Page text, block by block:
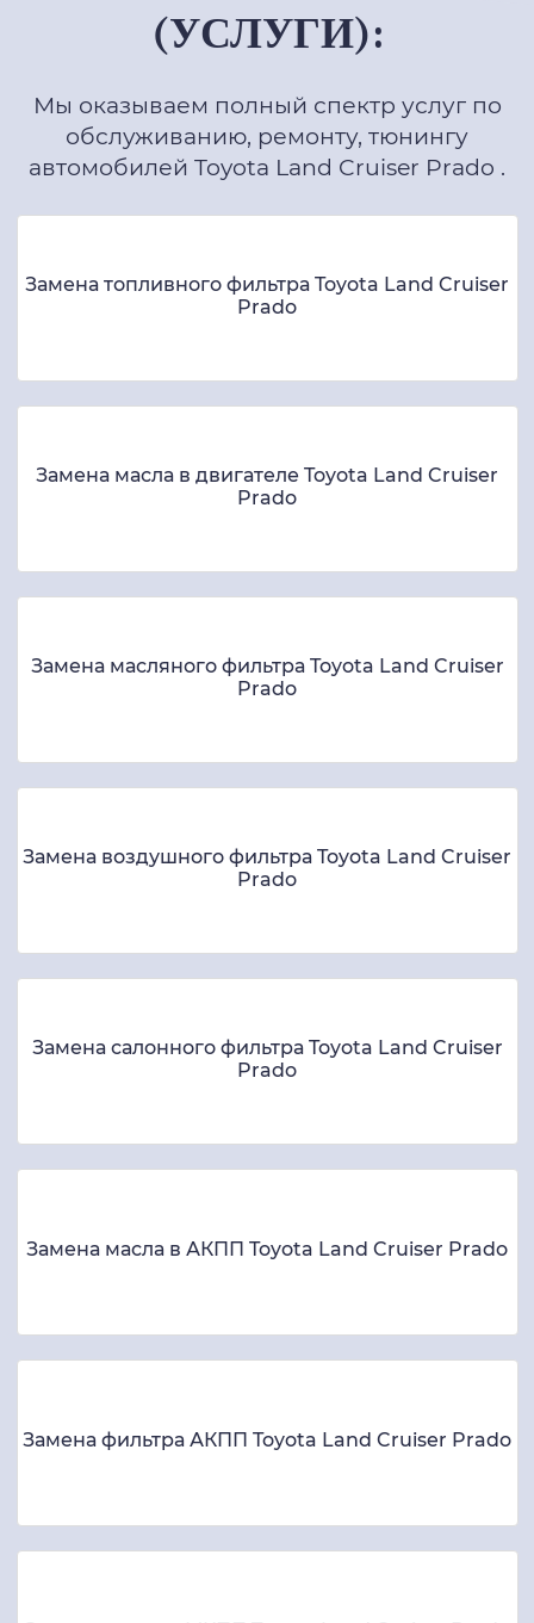
(УСЛУГИ):
Мы оказываем полный спектр услуг по
обслуживанию, ремонту, тюнингу
автомобилей Toyota Land Cruiser Prado .
Замена топливного фильтра Toyota Land Cruiser
Prado
Замена масла в двигателе Toyota Land Cruiser
Prado
Замена масляного фильтра Toyota Land Cruiser
Prado
Замена воздушного фильтра Toyota Land Cruiser
Prado
Замена салонного фильтра Toyota Land Cruiser
Prado
Замена масла в АКПП Toyota Land Cruiser Prado
Замена фильтра АКПП Toyota Land Cruiser Prado